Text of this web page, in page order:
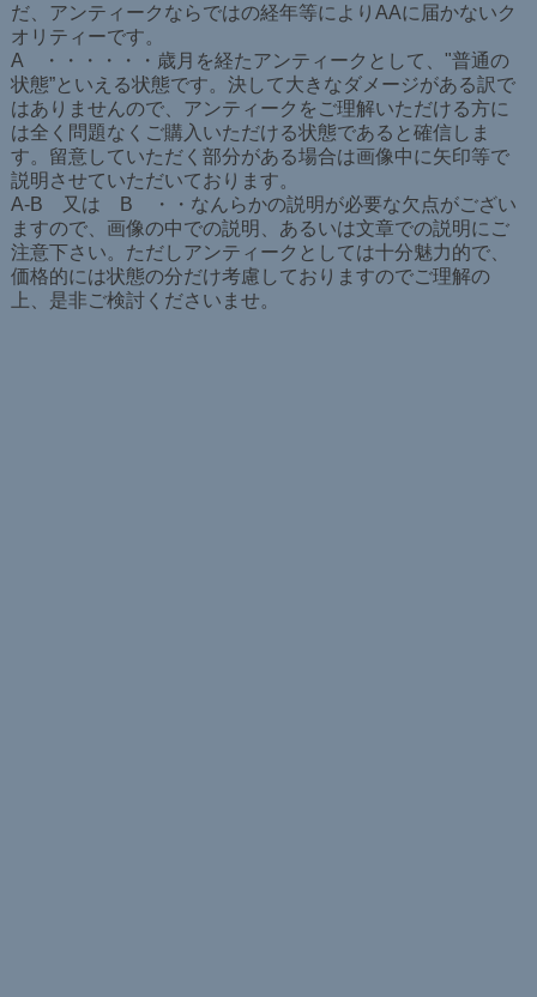
だ、アンティークならではの経年等によりAAに届かないク
オリティーです。
A ・・・・・・歳月を経たアンティークとして、"普通の
状態”といえる状態です。決して大きなダメージがある訳で
はありませんので、アンティークをご理解いただける方に
は全く問題なくご購入いただける状態であると確信しま
す。留意していただく部分がある場合は画像中に矢印等で
説明させていただいております。
A-B 又は B ・・なんらかの説明が必要な欠点がござい
ますので、画像の中での説明、あるいは文章での説明にご
注意下さい。ただしアンティークとしては十分魅力的で、
価格的には状態の分だけ考慮しておりますのでご理解の
上、是非ご検討くださいませ。